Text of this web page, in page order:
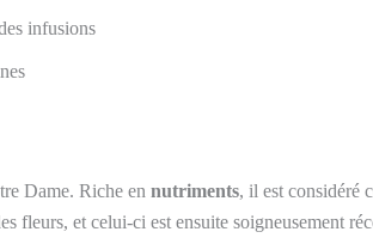
infusions
Dame. Riche en nutriments, il est considéré
fleurs, et celui-ci est ensuite soigneusement